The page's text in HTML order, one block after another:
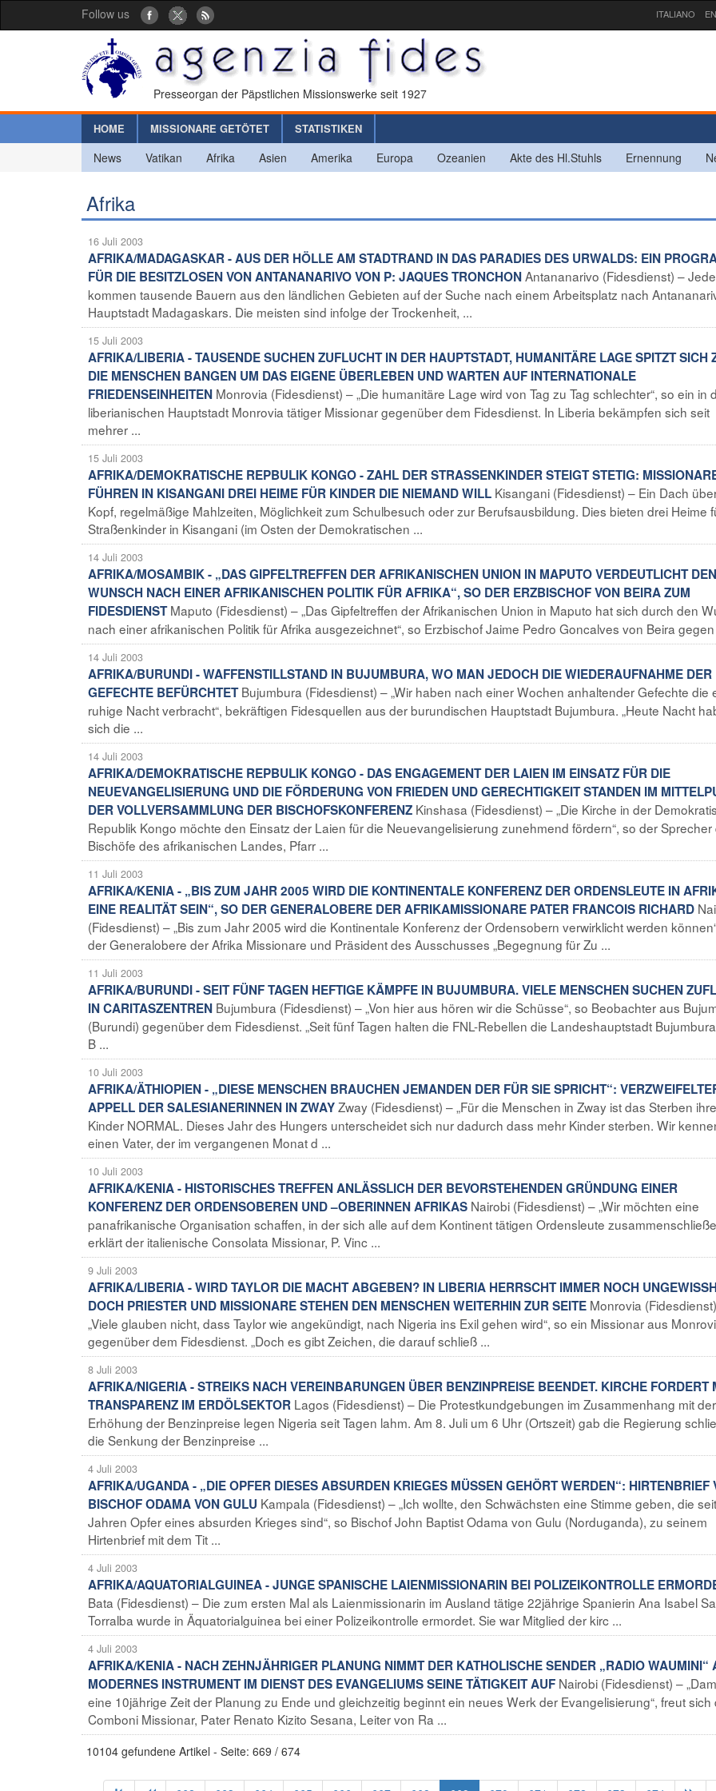
Follow us ITALIANO
Presseorgan der Päpstlichen Missionswerke seit 1927
HOME MISSIONARE GETÖTET STATISTIKEN
News Vatikan Afrika Asien Amerika Europa Ozeanien Akte des Hl.Stuhls Ernennung
Afrika
16 Juli 2003
AFRIKA/MADAGASKAR - AUS DER HÖLLE AM STADTRAND IN DAS PARADIES DES URWALDS: EIN
FÜR DIE BESITZLOSEN VON ANTANANARIVO VON P: JAQUES TRONCHONAntananarivo (Fidesdienst) –
kommen tausende Bauern aus den ländlichen Gebieten auf der Suche nach einem Arbeitsplatz nach
Hauptstadt Madagaskars. Die meisten sind infolge der Trockenheit, ...
15 Juli 2003
AFRIKA/LIBERIA - TAUSENDE SUCHEN ZUFLUCHT IN DER HAUPTSTADT, HUMANITÄRE LAGE SPITZT SICH
DIE MENSCHEN BANGEN UM DAS EIGENE ÜBERLEBEN UND WARTEN AUF INTERNATIONALE
FRIEDENSEINHEITEN Monrovia (Fidesdienst) – „Die humanitäre Lage wird von Tag zu Tag schlechter“, so ein in
liberianischen Hauptstadt Monrovia tätiger Missionar gegenüber dem Fidesdienst. In Liberia bekämpfen sich seit
mehrer ...
15 Juli 2003
AFRIKA/DEMOKRATISCHE REPBULIK KONGO - ZAHL DER STRASSENKINDER STEIGT STETIG:
FÜHREN IN KISANGANI DREI HEIME FÜR KINDER DIE NIEMAND WILL Kisangani (Fidesdienst) – Ein Dach
Kopf, regelmäßige Mahlzeiten, Möglichkeit zum Schulbesuch oder zur Berufsausbildung. Dies bieten drei Heime
Straßenkinder in Kisangani (im Osten der Demokratischen ...
14 Juli 2003
AFRIKA/MOSAMBIK - „DAS GIPFELTREFFEN DER AFRIKANISCHEN UNION IN MAPUTO VERDEUTLICHT DEN
WUNSCH NACH EINER AFRIKANISCHEN POLITIK FÜR AFRIKA“, SO DER ERZBISCHOF VON BEIRA ZUM
FIDESDIENST Maputo (Fidesdienst) – „Das Gipfeltreffen der Afrikanischen Union in Maputo hat sich durch den
nach einer afrikanischen Politik für Afrika ausgezeichnet“, so Erzbischof Jaime Pedro Goncalves von Beira gegen
14 Juli 2003
AFRIKA/BURUNDI - WAFFENSTILLSTAND IN BUJUMBURA, WO MAN JEDOCH DIE WIEDERAUFNAHME DER
GEFECHTE BEFÜRCHTET Bujumbura (Fidesdienst) – „Wir haben nach einer Wochen anhaltender Gefechte die
ruhige Nacht verbracht“, bekräftigen Fidesquellen aus der burundischen Hauptstadt Bujumbura. „Heute Nacht
sich die ...
14 Juli 2003
AFRIKA/DEMOKRATISCHE REPBULIK KONGO - DAS ENGAGEMENT DER LAIEN IM EINSATZ FÜR DIE
NEUEVANGELISIERUNG UND DIE FÖRDERUNG VON FRIEDEN UND GERECHTIGKEIT STANDEN IM
DER VOLLVERSAMMLUNG DER BISCHOFSKONFERENZ Kinshasa (Fidesdienst) – „Die Kirche in der
Republik Kongo möchte den Einsatz der Laien für die Neuevangelisierung zunehmend fördern“, so der Sprecher
Bischöfe des afrikanischen Landes, Pfarr ...
11 Juli 2003
AFRIKA/KENIA - „BIS ZUM JAHR 2005 WIRD DIE KONTINENTALE KONFERENZ DER ORDENSLEUTE IN
EINE REALITÄT SEIN“, SO DER GENERALOBERE DER AFRIKAMISSIONARE PATER FRANCOIS RICHARD
(Fidesdienst) – „Bis zum Jahr 2005 wird die Kontinentale Konferenz der Ordensobern verwirklicht werden
der Generalobere der Afrika Missionare und Präsident des Ausschusses „Begegnung für Zu ...
11 Juli 2003
AFRIKA/BURUNDI - SEIT FÜNF TAGEN HEFTIGE KÄMPFE IN BUJUMBURA. VIELE MENSCHEN SUCHEN
IN CARITASZENTREN Bujumbura (Fidesdienst) – „Von hier aus hören wir die Schüsse“, so Beobachter aus
(Burundi) gegenüber dem Fidesdienst. „Seit fünf Tagen halten die FNL-Rebellen die Landeshauptstadt
B ...
10 Juli 2003
AFRIKA/ÄTHIOPIEN - „DIESE MENSCHEN BRAUCHEN JEMANDEN DER FÜR SIE SPRICHT“:
APPELL DER SALESIANERINNEN IN ZWAYZway (Fidesdienst) – „Für die Menschen in Zway ist das Sterben
Kinder NORMAL. Dieses Jahr des Hungers unterscheidet sich nur dadurch dass mehr Kinder sterben. Wir
einen Vater, der im vergangenen Monat d ...
10 Juli 2003
AFRIKA/KENIA - HISTORISCHES TREFFEN ANLÄSSLICH DER BEVORSTEHENDEN GRÜNDUNG EINER
KONFERENZ DER ORDENSOBEREN UND –OBERINNEN AFRIKAS Nairobi (Fidesdienst) – „Wir möchten eine
panafrikanische Organisation schaffen, in der sich alle auf dem Kontinent tätigen Ordensleute
erklärt der italienische Consolata Missionar, P. Vinc ...
9 Juli 2003
AFRIKA/LIBERIA - WIRD TAYLOR DIE MACHT ABGEBEN? IN LIBERIA HERRSCHT IMMER NOCH
DOCH PRIESTER UND MISSIONARE STEHEN DEN MENSCHEN WEITERHIN ZUR SEITE Monrovia
„Viele glauben nicht, dass Taylor wie angekündigt, nach Nigeria ins Exil gehen wird“, so ein Missionar aus
gegenüber dem Fidesdienst. „Doch es gibt Zeichen, die darauf schließ ...
8 Juli 2003
AFRIKA/NIGERIA - STREIKS NACH VEREINBARUNGEN ÜBER BENZINPREISE BEENDET. KIRCHE FORDERT
TRANSPARENZ IM ERDÖLSEKTOR Lagos (Fidesdienst) – Die Protestkundgebungen im Zusammenhang mit der
Erhöhung der Benzinpreise legen Nigeria seit Tagen lahm. Am 8. Juli um 6 Uhr (Ortszeit) gab die Regierung
die Senkung der Benzinpreise ...
4 Juli 2003
AFRIKA/UGANDA - „DIE OPFER DIESES ABSURDEN KRIEGES MÜSSEN GEHÖRT WERDEN“: HIRTENBRIEF
BISCHOF ODAMA VON GULU Kampala (Fidesdienst) – „Ich wollte, den Schwächsten eine Stimme geben, die
Jahren Opfer eines absurden Krieges sind“, so Bischof John Baptist Odama von Gulu (Norduganda), zu seinem
Hirtenbrief mit dem Tit ...
4 Juli 2003
AFRIKA/AQUATORIALGUINEA - JUNGE SPANISCHE LAIENMISSIONARIN BEI POLIZEIKONTROLLE
Bata (Fidesdienst) – Die zum ersten Mal als Laienmissionarin im Ausland tätige 22jährige Spanierin Ana Isabel
Torralba wurde in Äquatorialguinea bei einer Polizeikontrolle ermordet. Sie war Mitglied der kirc ...
4 Juli 2003
AFRIKA/KENIA - NACH ZEHNJÄHRIGER PLANUNG NIMMT DER KATHOLISCHE SENDER „RADIO WAUMINI“
MODERNES INSTRUMENT IM DIENST DES EVANGELIUMS SEINE TÄTIGKEIT AUF Nairobi (Fidesdienst) –
eine 10jährige Zeit der Planung zu Ende und gleichzeitig beginnt ein neues Werk der Evangelisierung“, freut sich
Comboni Missionar, Pater Renato Kizito Sesana, Leiter von Ra ...
10104 gefundene Artikel - Seite: 669 / 674